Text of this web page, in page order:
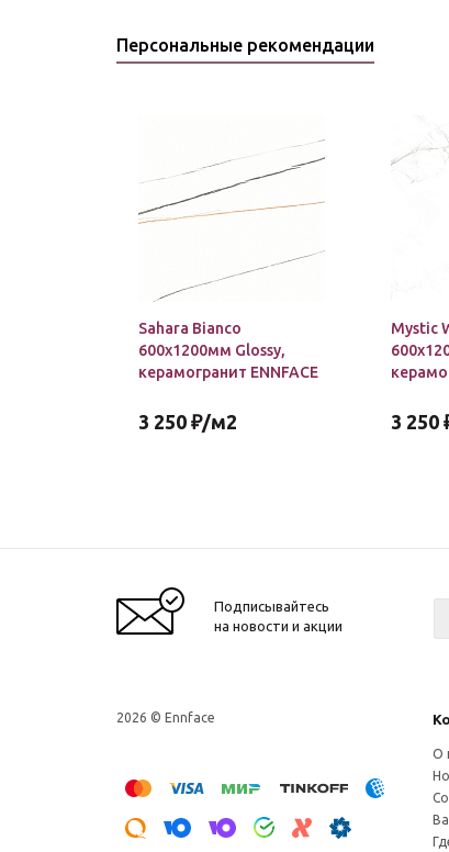
Персональные рекомендации
Sahara Bianco
600х1200мм Glossy,
керамогранит ENNFACE
3 250 ₽/м2
Mystic
3 250
Подписывайтесь
на новости и акции
2026 © Ennface
О